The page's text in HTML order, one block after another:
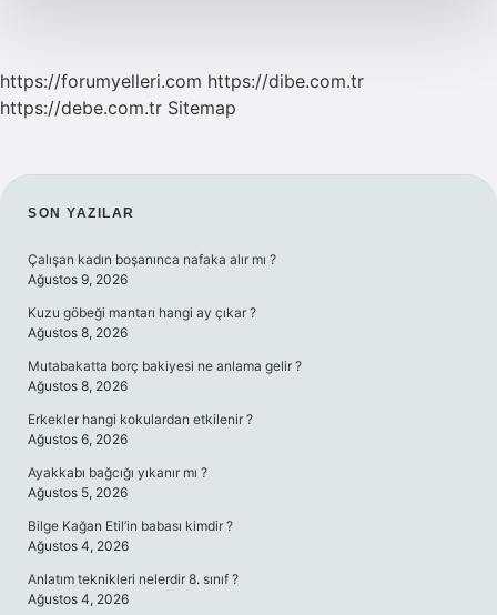
https://forumyelleri.com https://dibe.com.tr
https://debe.com.tr Sitemap
SIDEBAR
SON YAZILAR
Çalışan kadın boşanınca nafaka alır mı ?
Ağustos 9, 2026
Kuzu göbeği mantarı hangi ay çıkar ?
Ağustos 8, 2026
Mutabakatta borç bakiyesi ne anlama gelir ?
Ağustos 8, 2026
Erkekler hangi kokulardan etkilenir ?
Ağustos 6, 2026
Ayakkabı bağcığı yıkanır mı ?
Ağustos 5, 2026
Bilge Kağan Etil’in babası kimdir ?
Ağustos 4, 2026
Anlatım teknikleri nelerdir 8. sınıf ?
Ağustos 4, 2026